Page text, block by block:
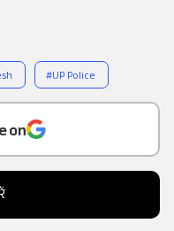
a
on
#UP Police